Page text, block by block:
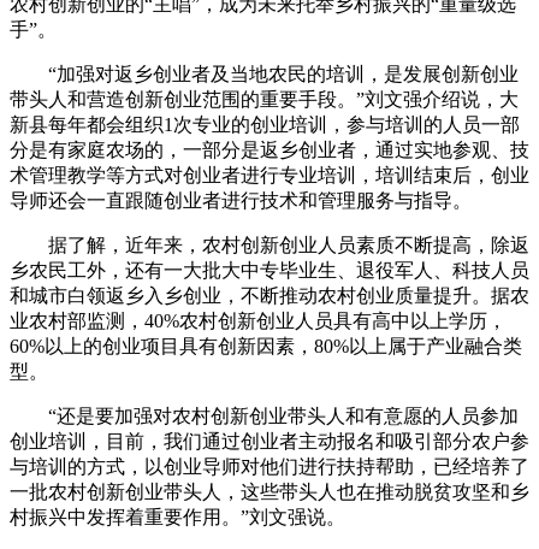
手”。
“加强对返乡创业者及当地农民的培训，是发展创新创业
带头人和营造创新创业范围的重要手段。”刘文强介绍说，大
新县每年都会组织1次专业的创业培训，参与培训的人员一部
分是有家庭农场的，一部分是返乡创业者，通过实地参观、技
术管理教学等方式对创业者进行专业培训，培训结束后，创业
导师还会一直跟随创业者进行技术和管理服务与指导。
据了解，近年来，农村创新创业人员素质不断提高，除返
乡农民工外，还有一大批大中专毕业生、退役军人、科技人员
和城市白领返乡入乡创业，不断推动农村创业质量提升。据农
业农村部监测，40%农村创新创业人员具有高中以上学历，
60%以上的创业项目具有创新因素，80%以上属于产业融合类
型。
“还是要加强对农村创新创业带头人和有意愿的人员参加
创业培训，目前，我们通过创业者主动报名和吸引部分农户参
与培训的方式，以创业导师对他们进行扶持帮助，已经培养了
一批农村创新创业带头人，这些带头人也在推动脱贫攻坚和乡
村振兴中发挥着重要作用。”刘文强说。